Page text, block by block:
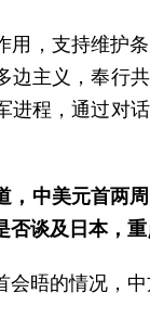
用，支持维护
边主义，奉行
进程，通过对
，中美元首两
否谈及日本，重
会晤的情况，